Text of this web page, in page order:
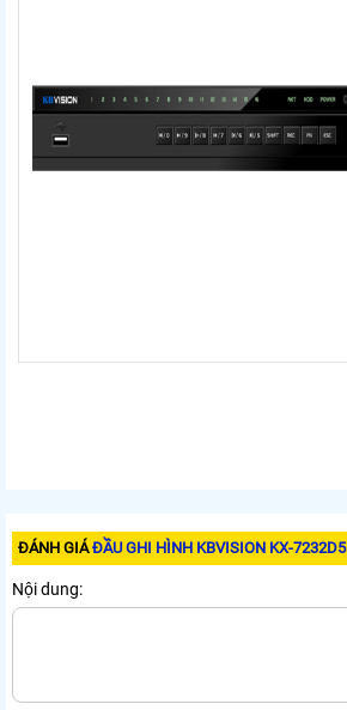
ĐÁNH GIÁĐẦU GHI HÌNH KBVISION KX-7232D5
Nội dung: